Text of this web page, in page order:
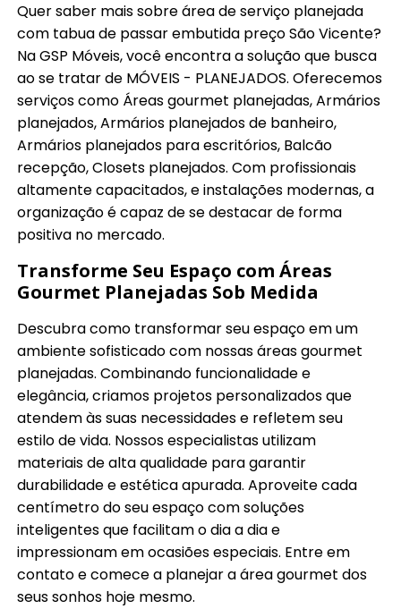
Quer saber mais sobre área de serviço planejada
com tabua de passar embutida preço São Vicente?
Na GSP Móveis, você encontra a solução que busca
ao se tratar de MÓVEIS - PLANEJADOS. Oferecemos
serviços como Áreas gourmet planejadas, Armários
planejados, Armários planejados de banheiro,
Armários planejados para escritórios, Balcão
recepção, Closets planejados. Com profissionais
altamente capacitados, e instalações modernas, a
organização é capaz de se destacar de forma
positiva no mercado.
Transforme Seu Espaço com Áreas
Gourmet Planejadas Sob Medida
Descubra como transformar seu espaço em um
ambiente sofisticado com nossas áreas gourmet
planejadas. Combinando funcionalidade e
elegância, criamos projetos personalizados que
atendem às suas necessidades e refletem seu
estilo de vida. Nossos especialistas utilizam
materiais de alta qualidade para garantir
durabilidade e estética apurada. Aproveite cada
centímetro do seu espaço com soluções
inteligentes que facilitam o dia a dia e
impressionam em ocasiões especiais. Entre em
contato e comece a planejar a área gourmet dos
seus sonhos hoje mesmo.